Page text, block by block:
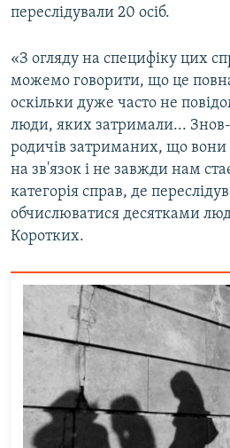
переслідували 20 осіб.
«З огляду на специфіку цих
можемо говорити, що це
оскільки дуже часто не
люди, яких затримали...
родичів затриманих, що вони
на зв'язок і не завжди нам
категорія справ, де
обчислюватися десятками
Коротких.